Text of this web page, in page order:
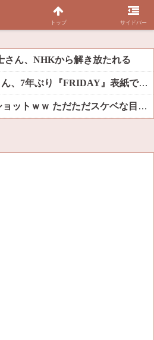
さん、NHKから解き放たれる
【画像】 小倉ゆうか(27)さん、7年ぶり『FRIDAY』表紙で神ボディ大解放
森香澄、新作下着の着用ショットｗｗ ただただスケベな目でしか見れんだろ！！
トップ サイドバー